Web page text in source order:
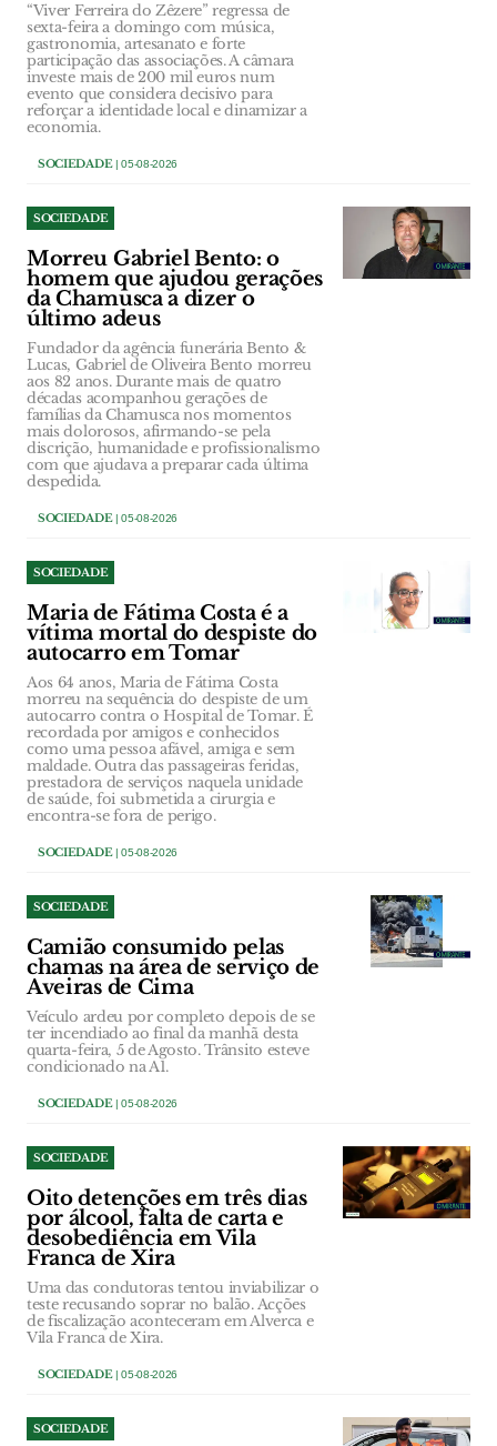
“Viver Ferreira do Zêzere” regressa de
sexta-feira a domingo com música,
gastronomia, artesanato e forte
participação das associações. A câmara
investe mais de 200 mil euros num
evento que considera decisivo para
reforçar a identidade local e dinamizar a
economia.
SOCIEDADE| 05-08-2026
SOCIEDADE
Morreu Gabriel Bento: o
homem que ajudou gerações
da Chamusca a dizer o
último adeus
Fundador da agência funerária Bento &
Lucas, Gabriel de Oliveira Bento morreu
aos 82 anos. Durante mais de quatro
décadas acompanhou gerações de
famílias da Chamusca nos momentos
mais dolorosos, afirmando-se pela
discrição, humanidade e profissionalismo
com que ajudava a preparar cada última
despedida.
SOCIEDADE| 05-08-2026
SOCIEDADE
Maria de Fátima Costa é a
vítima mortal do despiste do
autocarro em Tomar
Aos 64 anos, Maria de Fátima Costa
morreu na sequência do despiste de um
autocarro contra o Hospital de Tomar. É
recordada por amigos e conhecidos
como uma pessoa afável, amiga e sem
maldade. Outra das passageiras feridas,
prestadora de serviços naquela unidade
de saúde, foi submetida a cirurgia e
encontra-se fora de perigo.
SOCIEDADE| 05-08-2026
SOCIEDADE
Camião consumido pelas
chamas na área de serviço de
Aveiras de Cima
Veículo ardeu por completo depois de se
ter incendiado ao final da manhã desta
quarta-feira, 5 de Agosto. Trânsito esteve
condicionado na A1.
SOCIEDADE| 05-08-2026
SOCIEDADE
Oito detenções em três dias
por álcool, falta de carta e
desobediência em Vila
Franca de Xira
Uma das condutoras tentou inviabilizar o
teste recusando soprar no balão. Acções
de fiscalização aconteceram em Alverca e
Vila Franca de Xira.
SOCIEDADE| 05-08-2026
SOCIEDADE